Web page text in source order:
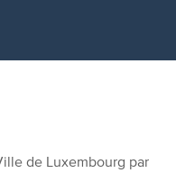
de Luxembourg par